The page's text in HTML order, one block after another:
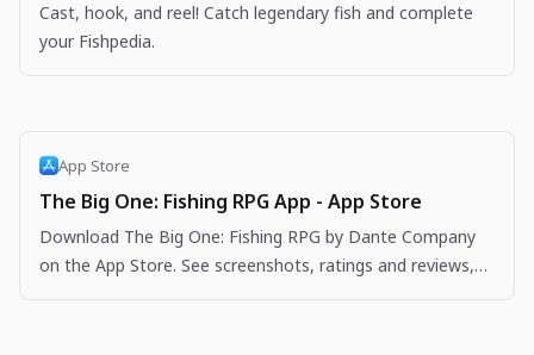
Cast, hook, and reel! Catch legendary fish and complete
your Fishpedia.
App Store
The Big One: Fishing RPG App - App Store
Download The Big One: Fishing RPG by Dante Company
on the App Store. See screenshots, ratings and reviews,